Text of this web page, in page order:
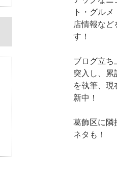
ト・グル
店情報など
す！
ブログ立ち
突入し、累
を執筆、現
新中！
葛飾区に隣
ネタも！